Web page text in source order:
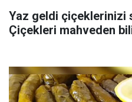
Yaz geldi çiçeklerinizi
Çiçekleri mahveden